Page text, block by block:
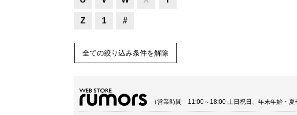
Z 1 #
全ての絞り込み条件を解除
（営業時間 11:00～18:00 土日祝日、年末年始・夏